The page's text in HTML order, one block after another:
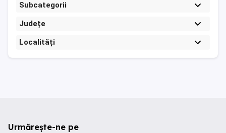
Subcategorii
Județe
Localități
Urmărește-ne pe